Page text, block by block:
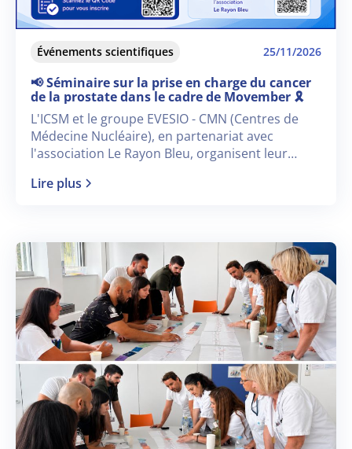
Événements scientifiques 25/11/2026
📢 Séminaire sur la prise en charge du cancer
de la prostate dans le cadre de Movember 🎗️
L'ICSM et le groupe EVESIO - CMN (Centres de
Médecine Nucléaire), en partenariat avec
l'association Le Rayon Bleu, organisent leur
du cancer de la prostate en 2026 » dans le cadre
Lire plus